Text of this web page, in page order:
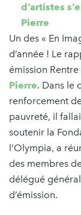
d’artistes
Pierre
Un des « En
d’année ! Le
émission
Pierre. Dans le
renforcement
pauvreté, il
soutenir la
l’Olympia, a
des membres
délégué
d’émission.